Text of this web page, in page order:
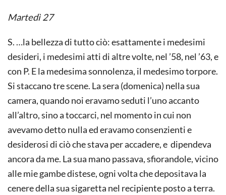
Martedì 27
S. …la bellezza di tutto ciò: esattamente i medesimi
desideri, i medesimi atti di altre volte, nel ’58, nel ’63, e
con P. E la medesima sonnolenza, il medesimo torpore.
Si staccano tre scene. La sera (domenica) nella sua
camera, quando noi eravamo seduti l’uno accanto
all’altro, sino a toccarci, nel momento in cui non
avevamo detto nulla ed eravamo consenzienti e
desiderosi di ciò che stava per accadere, e dipendeva
ancora da me. La sua mano passava, sfiorandole, vicino
alle mie gambe distese, ogni volta che depositava la
cenere della sua sigaretta nel recipiente posto a terra.